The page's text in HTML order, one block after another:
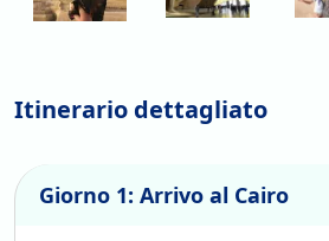
Vi aspettano inoltre la Valle dei Re,
Il tour prosegue tra visite e pranzi
posto, per farvi immergere
egiziana.
Itinerario dettagliato
Giorno 1: Arrivo al Cairo